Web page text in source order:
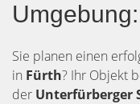
Sie planen einen
in Fürth? Ihr Objekt
der Unterfürberger